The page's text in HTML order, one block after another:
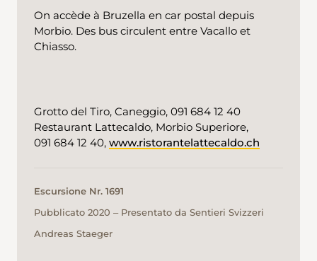
On accède à Bruzella en car postal depuis
Morbio. Des bus circulent entre Vacallo et
Chiasso.
Grotto del Tiro, Caneggio, 091 684 12 40
Restaurant Lattecaldo, Morbio Superiore,
091 684 12 40, www.ristorantelattecaldo.ch
Escursione Nr. 1691
Pubblicato 2020 ‒ Presentato da Sentieri Svizzeri
Andreas Staeger